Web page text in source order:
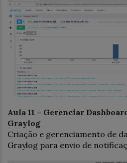
Aula 11 – Gerenciar
Graylog
Criação e gerenciamento de
Graylog para envio de